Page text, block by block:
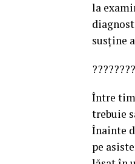
la
susține
Între
trebuie
Înainte
pe